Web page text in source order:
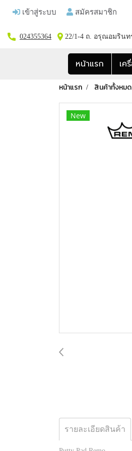
เข้าสู่ระบบ สมัครสมาชิก
024355364 22/1-4 ถ. อรุณอมริน
หน้าแรก เค
หน้าแรก สินค้าทั้งหมด
New
รายละเอียดสินค้า